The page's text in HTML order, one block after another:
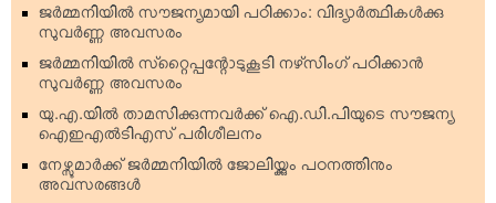
ജര്‍മ്മനിയില്‍ സൗജന്യമായി പഠിക്കാം: വിദ്യാര്‍ത്ഥികള്‍ക്കു
സുവര്‍ണ്ണ അവസരം
ജര്‍മ്മനിയില്‍ സ്‌റ്റൈപ്പന്റോടുകൂടി നഴ്‌സിംഗ് പഠിക്കാന്‍
സുവര്‍ണ്ണ അവസരം
യു.എ.യില്‍ താമസിക്കുന്നവര്‍ക്ക് ഐ.ഡി.പിയുടെ സൗജന്യ
ഐഇഎല്‍ടിഎസ് പരിശീലനം
നേഴ്സുമാര്‍ക്ക് ജര്‍മ്മനിയില്‍ ജോലിയ്ക്കും പഠനത്തിനും
അവസരങ്ങള്‍